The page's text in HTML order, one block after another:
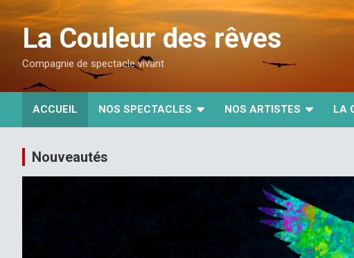
La Couleur des rêves
Compagnie de spectacle vivant
ACCUEIL NOS SPECTACLES NOS ARTISTES LA
Nouveautés